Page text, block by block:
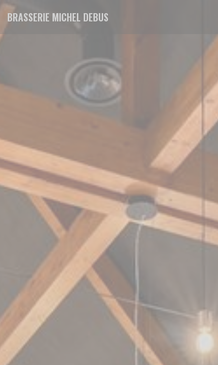
クッキー利用の管理について
BRASSERIE MICHEL DEBUS